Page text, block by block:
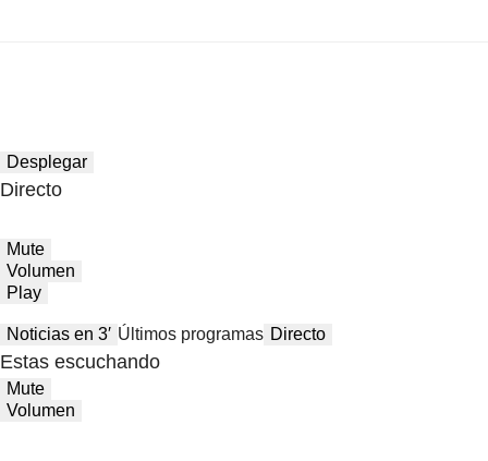
Desplegar
Directo
Mute
Volumen
Play
Noticias en 3′ Últimos programas Directo
Estas escuchando
Mute
Volumen